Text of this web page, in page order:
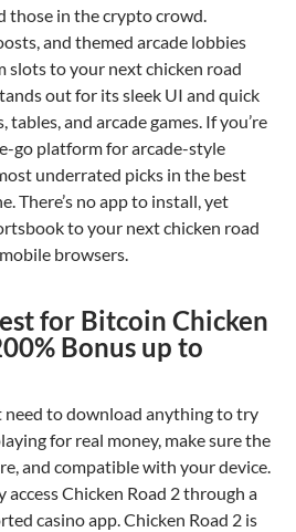
those in the crypto crowd.
and themed arcade lobbies
slots to your next chicken road
out for its sleek UI and quick
and arcade games. If you’re
go platform for arcade-style
underrated picks in the best
There’s no app to install, yet
to your next chicken road
browsers.
for Bitcoin Chicken
Bonus up to
need to download anything to try
for real money, make sure the
and compatible with your device.
Chicken Road 2 through a
casino app. Chicken Road 2 is